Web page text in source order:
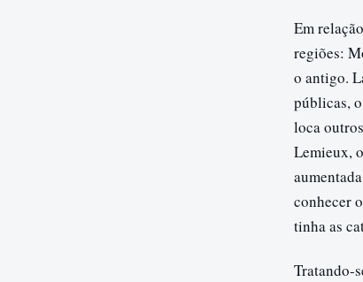
Em
regiões:
o antigo.
públicas,
loca
Lemieux,
conhecer
tinha as
Tratando-